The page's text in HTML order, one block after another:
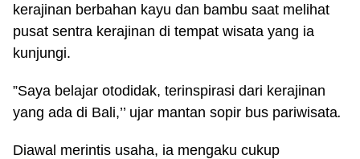
kerajinan berbahan kayu dan bambu saat melihat
pusat sentra kerajinan di tempat wisata yang ia
kunjungi.
”Saya belajar otodidak, terinspirasi dari kerajinan
yang ada di Bali,’’ ujar mantan sopir bus pariwisata.
Diawal merintis usaha, ia mengaku cukup